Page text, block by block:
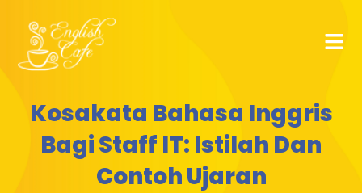
Kosakata Bahasa Inggris
Bagi Staff IT: Istilah Dan
Contoh Ujaran